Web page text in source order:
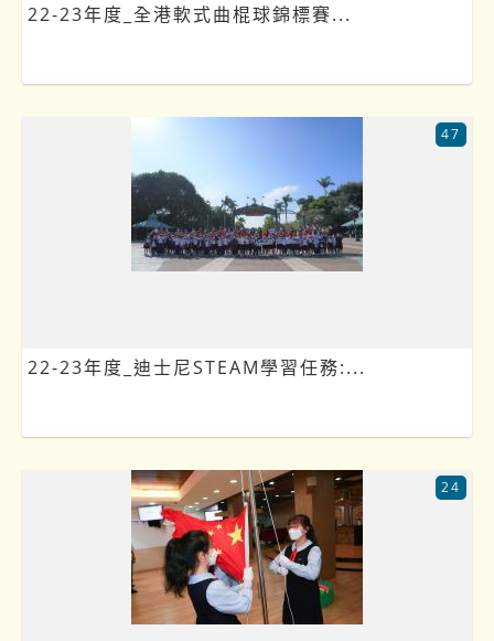
22-23年度_全港軟式曲棍球錦標賽...
22-23年度_迪士尼STEAM學習任務:...
47
24